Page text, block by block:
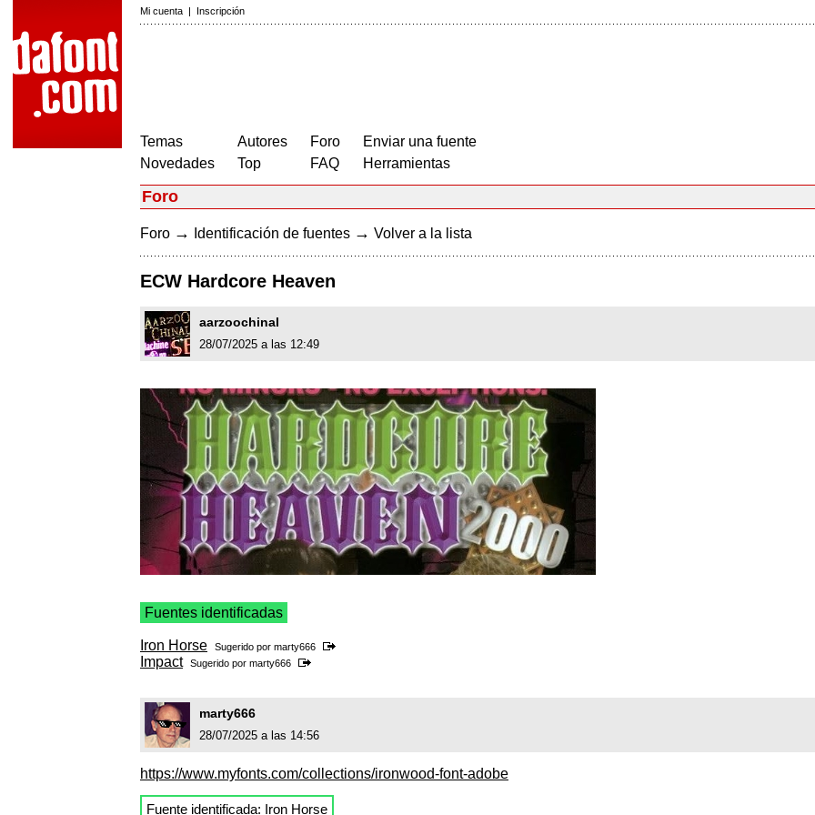
Mi cuenta | Inscripción
Temas
Novedades
Autores
Top
Foro
FAQ
Enviar una fuente
Herramientas
Foro
Foro → Identificación de fuentes → Volver a la lista
ECW Hardcore Heaven
aarzoochinal
28/07/2025 a las 12:49
Fuentes identificadas
Iron Horse Sugerido por marty666
Impact Sugerido por marty666
marty666
28/07/2025 a las 14:56
https://www.myfonts.com/collections/ironwood-font-adobe
Fuente identificada: Iron Horse